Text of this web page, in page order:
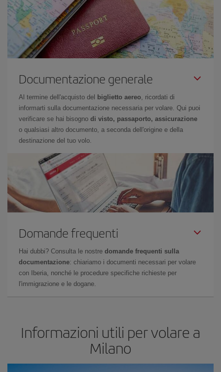
Documentazione generale
Al termine dell'acquisto del biglietto aereo, ricordati di
informarti sulla documentazione necessaria per volare. Qui puoi
verificare se hai bisogno di visto, passaporto, assicurazione
o qualsiasi altro documento, a seconda dell'origine e della
destinazione del tuo volo.
Domande frequenti
Hai dubbi? Consulta le nostre domande frequenti sulla
documentazione: chiariamo i documenti necessari per volare
con Iberia, nonché le procedure specifiche richieste per
l'immigrazione e le dogane.
Informazioni utili per volare a
Milano